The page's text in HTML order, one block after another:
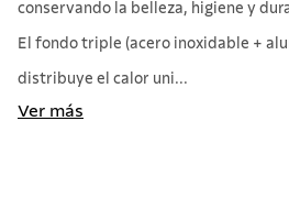
conservando la belleza, higiene y
El fondo triple (acero inoxidable +
distribuye el calor uni...
Ver más